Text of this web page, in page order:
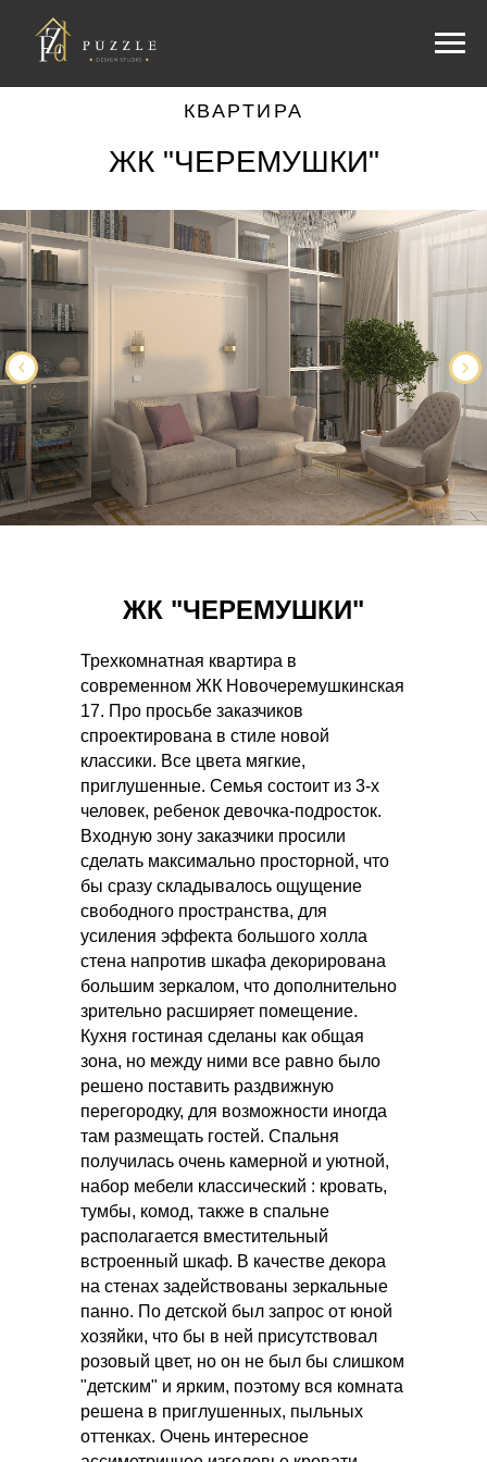
КВАРТИРА
ЖК "ЧЕРЕМУШКИ"
ЖК "ЧЕРЕМУШКИ"
Трехкомнатная квартира в
современном ЖК Новочеремушкинская
17. Про просьбе заказчиков
спроектирована в стиле новой
классики. Все цвета мягкие,
приглушенные. Семья состоит из 3-х
человек, ребенок девочка-подросток.
Входную зону заказчики просили
сделать максимально просторной, что
бы сразу складывалось ощущение
свободного пространства, для
усиления эффекта большого холла
стена напротив шкафа декорирована
большим зеркалом, что дополнительно
зрительно расширяет помещение.
Кухня гостиная сделаны как общая
зона, но между ними все равно было
решено поставить раздвижную
перегородку, для возможности иногда
там размещать гостей. Спальня
получилась очень камерной и уютной,
набор мебели классический : кровать,
тумбы, комод, также в спальне
располагается вместительный
встроенный шкаф. В качестве декора
на стенах задействованы зеркальные
панно. По детской был запрос от юной
хозяйки, что бы в ней присутствовал
розовый цвет, но он не был бы слишком
"детским" и ярким, поэтому вся комната
решена в приглушенных, пыльных
оттенках. Очень интересное